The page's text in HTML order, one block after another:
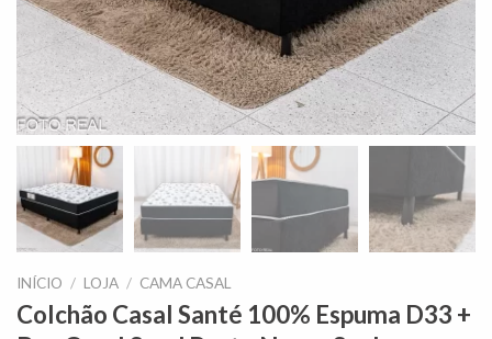
INÍCIO / LOJA / CAMA CASAL
Colchão Casal Santé 100% Espuma D33 +